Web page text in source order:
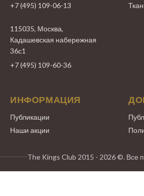
+7 (495) 109-06-13
115035, Москва,
Кадашевская набережная
36с1
+7 (495) 109-60-36
ИНФОРМАЦИЯ
Публикации
Наши акции
The Kings Club 2015 - 2026 ©. Все